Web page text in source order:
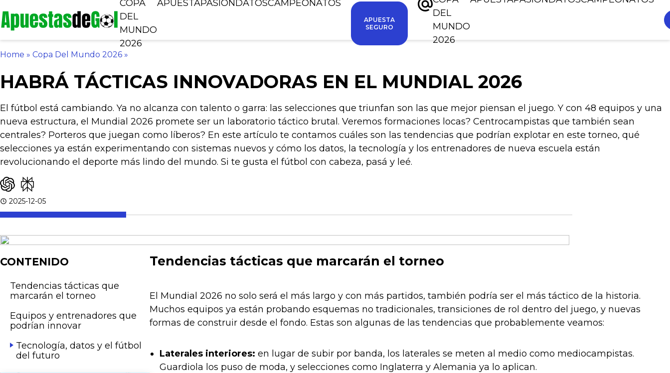
COPA
DEL
MUNDO
2026
APUESTAPASIÓN DATOSCAMPEONATOS
APUESTA
SEGURO
DEL
MUNDO
2026
Home » Copa Del Mundo 2026 »
HABRÁ TÁCTICAS INNOVADORAS EN EL MUNDIAL 2026
El fútbol está cambiando. Ya no alcanza con talento o garra: las selecciones que triunfan son las que mejor piensan el juego. Y con 48 equipos y una
nueva estructura, el Mundial 2026 promete ser un laboratorio táctico brutal. Veremos formaciones locas? Centrocampistas que también sean
centrales? Porteros que juegan como líberos? En este artículo te contamos cuáles son las tendencias que podrían explotar en este torneo, qué
selecciones ya están experimentando con sistemas nuevos y cómo los datos, la tecnología y los entrenadores de nueva escuela están
revolucionando el deporte más lindo del mundo. Si te gusta el fútbol con cabeza, pasá y leé.
2025-12-05
CONTENIDO
Tendencias tácticas que
marcarán el torneo
Equipos y entrenadores que
podrían innovar
Tecnología, datos y el fútbol
del futuro
Tendencias tácticas que marcarán el torneo
El Mundial 2026 no solo será el más largo y con más partidos, también podría ser el más táctico de la historia.
Muchos equipos ya están probando esquemas no tradicionales, transiciones de rol dentro del juego, y nuevas
formas de construir desde el fondo. Estas son algunas de las tendencias que probablemente veamos:
Laterales interiores: en lugar de subir por banda, los laterales se meten al medio como mediocampistas.
Guardiola los puso de moda, y selecciones como Inglaterra y Alemania ya lo aplican.